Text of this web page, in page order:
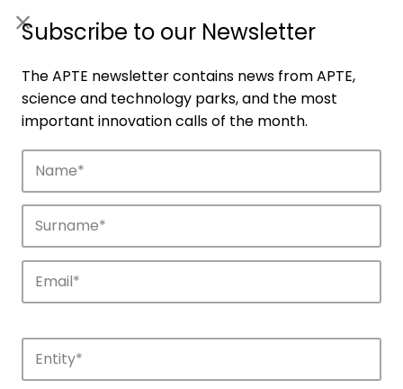
Companies
Discover the companies that drive
innovation in APTE’s parks.
Subscribe to our Newsletter
The APTE newsletter contains news from APTE,
science and technology parks, and the most
important innovation calls of the month.